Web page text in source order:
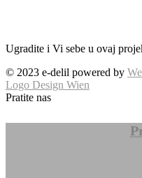
Ugradite i Vi sebe u ovaj
© 2023 e-delil powered by
Logo Design Wien
Pratite nas